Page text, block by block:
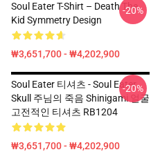
Soul Eater T-Shirt – Death The
Kid Symmetry Design
₩3,651,700 - ₩4,202,900
-20%
Soul Eater 티셔츠 - Soul Eater
Skull 주님의 죽음 Shinigami 얼굴
고전적인 티셔츠 RB1204
₩3,651,700 - ₩4,202,900
-20%